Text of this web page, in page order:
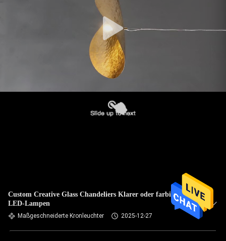
Custom Creative Glass Chandeliers Klarer oder farbiger
LED-Lampen
Maßgeschneiderte Kronleuchter 2025-12-27